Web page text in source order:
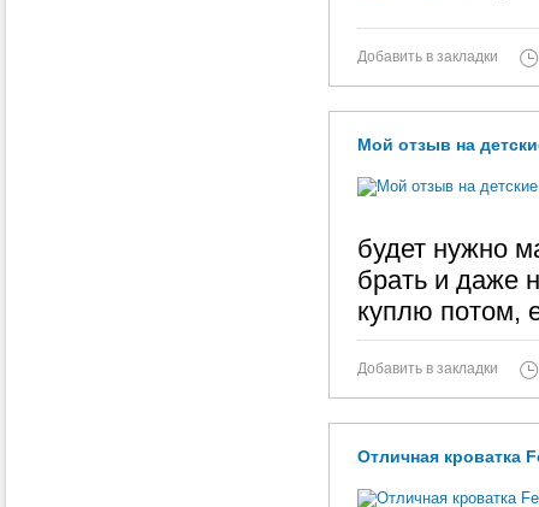
Добавить в закладки
Мой отзыв на
будет нужно
брать и даже
куплю потом,
Добавить в закладки
Отличная кроватка